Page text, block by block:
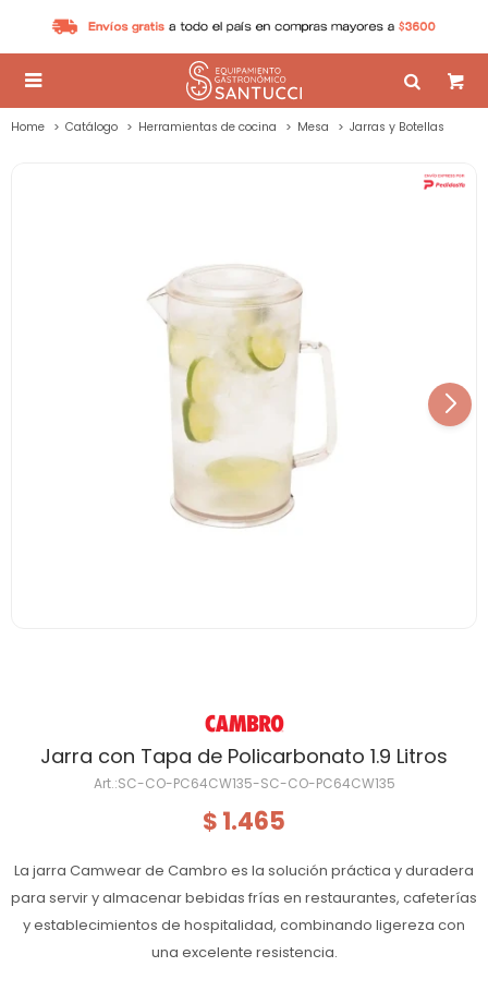

Home Catálogo Herramientas de cocina Mesa Jarras y Botellas
Jarra con Tapa de Policarbonato 1.9 Litros
SC-CO-PC64CW135-SC-CO-PC64CW135
$ 1.465
La jarra Camwear de Cambro es la solución práctica y duradera
para servir y almacenar bebidas frías en restaurantes, cafeterías
y establecimientos de hospitalidad, combinando ligereza con
una excelente resistencia.